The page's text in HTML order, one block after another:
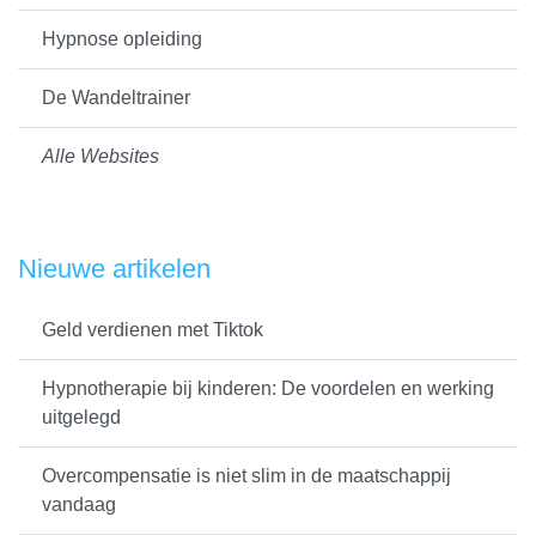
Hypnose opleiding
De Wandeltrainer
Alle Websites
Nieuwe artikelen
Geld verdienen met Tiktok
Hypnotherapie bij kinderen: De voordelen en werking
uitgelegd
Overcompensatie is niet slim in de maatschappij
vandaag